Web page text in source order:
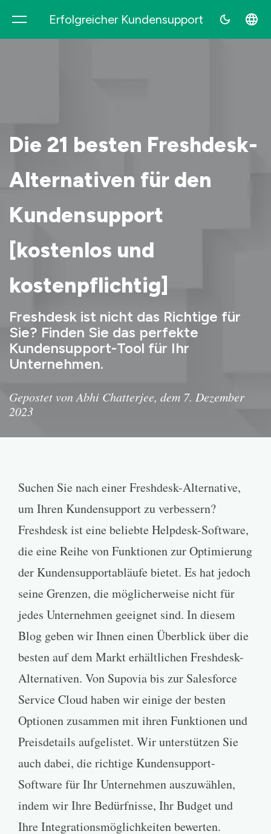
Erfolgreicher Kundensupport
Die 21 besten Freshdesk-
Alternativen für den
Kundensupport
[kostenlos und
kostenpflichtig]
Freshdesk ist nicht das Richtige für
Sie? Finden Sie das perfekte
Kundensupport-Tool für Ihr
Unternehmen.
Gepostet von Abhi Chatterjee, dem 7. Dezember
2023
Suchen Sie nach einer Freshdesk-Alternative,
um Ihren Kundensupport zu verbessern?
Freshdesk ist eine beliebte Helpdesk-Software,
die eine Reihe von Funktionen zur Optimierung
der Kundensupportabläufe bietet. Es hat jedoch
seine Grenzen, die möglicherweise nicht für
jedes Unternehmen geeignet sind. In diesem
Blog geben wir Ihnen einen Überblick über die
besten auf dem Markt erhältlichen Freshdesk-
Alternativen. Von Supovia bis zur Salesforce
Service Cloud haben wir einige der besten
Optionen zusammen mit ihren Funktionen und
Preisdetails aufgelistet. Wir unterstützen Sie
auch dabei, die richtige Kundensupport-
Software für Ihr Unternehmen auszuwählen,
indem wir Ihre Bedürfnisse, Ihr Budget und
Ihre Integrationsmöglichkeiten bewerten.